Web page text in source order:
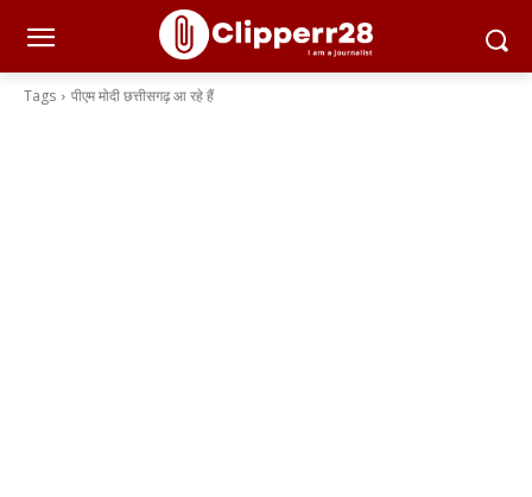
Tags पीएम मोदी छत्तीसगढ़ आ रहे हैं